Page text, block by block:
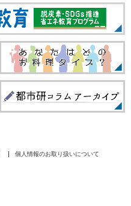
個人情報のお取り扱いについて